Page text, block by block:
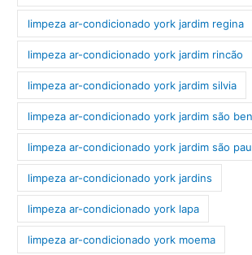
limpeza ar-condicionado york jardim regina
limpeza ar-condicionado york jardim rincão
limpeza ar-condicionado york jardim silvia
limpeza ar-condicionado york jardim são
limpeza ar-condicionado york jardim são
limpeza ar-condicionado york jardins
limpeza ar-condicionado york lapa
limpeza ar-condicionado york moema